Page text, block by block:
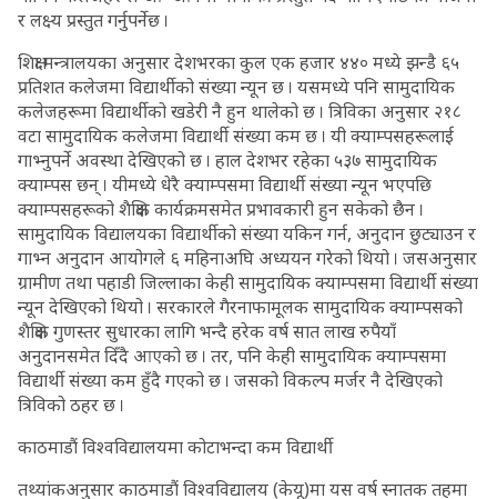
र लक्ष्य प्रस्तुत गर्नुपर्नेछ ।
शिक्षा मन्त्रालयका अनुसार देशभरका कुल एक हजार ४४० मध्ये झन्डै ६५
प्रतिशत कलेजमा विद्यार्थीको संख्या न्यून छ । यसमध्ये पनि सामुदायिक
कलेजहरूमा विद्यार्थीको खडेरी नै हुन थालेको छ । त्रिविका अनुसार २१८
वटा सामुदायिक कलेजमा विद्यार्थी संख्या कम छ । यी क्याम्पसहरूलाई
गाभ्नुपर्ने अवस्था देखिएको छ । हाल देशभर रहेका ५३७ सामुदायिक
क्याम्पस छन् । यीमध्ये धेरै क्याम्पसमा विद्यार्थी संख्या न्यून भएपछि
क्याम्पसहरूको शैक्षिक कार्यक्रमसमेत प्रभावकारी हुन सकेको छैन ।
सामुदायिक विद्यालयका विद्यार्थीको संख्या यकिन गर्न, अनुदान छुट्याउन र
गाभ्न अनुदान आयोगले ६ महिनाअघि अध्ययन गरेको थियो । जसअनुसार
ग्रामीण तथा पहाडी जिल्लाका केही सामुदायिक क्याम्पसमा विद्यार्थी संख्या
न्यून देखिएको थियो । सरकारले गैरनाफामूलक सामुदायिक क्याम्पसको
शैक्षिक गुणस्तर सुधारका लागि भन्दै हरेक वर्ष सात लाख रुपैयाँ
अनुदानसमेत दिँदै आएको छ । तर, पनि केही सामुदायिक क्याम्पसमा
विद्यार्थी संख्या कम हुँदै गएको छ । जसको विकल्प मर्जर नै देखिएको
त्रिविको ठहर छ ।
काठमाडौं विश्वविद्यालयमा कोटाभन्दा कम विद्यार्थी
तथ्यांकअनुसार काठमाडौं विश्वविद्यालय (केयू)मा यस वर्ष स्नातक तहमा